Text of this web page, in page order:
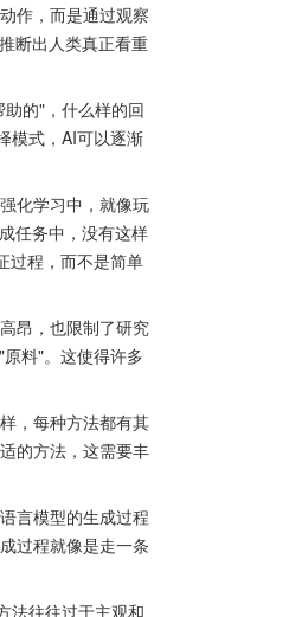
作，而是通过观察
断出人类真正看重
的"，什么样的回
模式，AI可以逐渐
化学习中，就像玩
任务中，没有这样
过程，而不是简单
昂，也限制了研究
料"。这使得许多
，每种方法都有其
的方法，这需要丰
言模型的生成过程
过程就像是走一条
法往往过于主观和